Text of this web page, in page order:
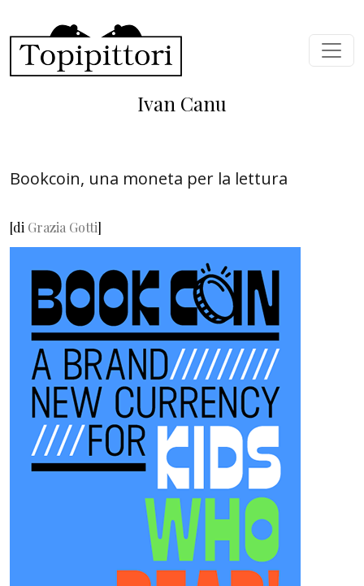
Ivan Canu
Bookcoin, una moneta per la lettura
[di Grazia Gotti]